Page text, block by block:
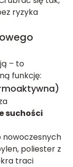
ryzyka
– to
funkcję:
suchości
nowoczesnych
poliester z
traci